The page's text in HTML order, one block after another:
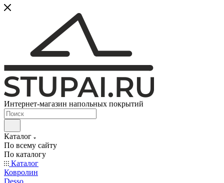
Интернет-магазин напольных покрытий
Каталог
По всему сайту
По каталогу
Каталог
Ковролин
Desso